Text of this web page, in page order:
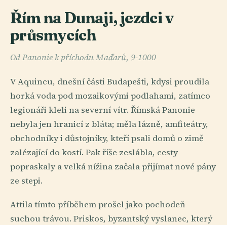
Řím na Dunaji, jezdci v
průsmycích
Od Panonie k příchodu Maďarů, 9-1000
V Aquincu, dnešní části Budapešti, kdysi proudila
horká voda pod mozaikovými podlahami, zatímco
legionáři kleli na severní vítr. Římská Panonie
nebyla jen hranicí z bláta; měla lázně, amfiteátry,
obchodníky i důstojníky, kteří psali domů o zimě
zalézající do kostí. Pak říše zeslábla, cesty
popraskaly a velká nížina začala přijímat nové pány
ze stepi.
Attila tímto příběhem prošel jako pochodeň
suchou trávou. Priskos, byzantský vyslanec, který